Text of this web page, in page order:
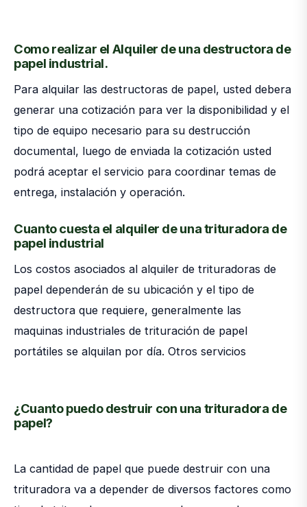
Como realizar el Alquiler de una destructora de
papel industrial.
Para alquilar las destructoras de papel, usted debera
generar una cotización para ver la disponibilidad y el
tipo de equipo necesario para su destrucción
documental, luego de enviada la cotización usted
podrá aceptar el servicio para coordinar temas de
entrega, instalación y operación.
Cuanto cuesta el alquiler de una trituradora de
papel industrial
Los costos asociados al alquiler de trituradoras de
papel dependerán de su ubicación y el tipo de
destructora que requiere, generalmente las
maquinas industriales de trituración de papel
portátiles se alquilan por día. Otros servicios
¿Cuanto puedo destruir con una trituradora de
papel?
La cantidad de papel que puede destruir con una
trituradora va a depender de diversos factores como